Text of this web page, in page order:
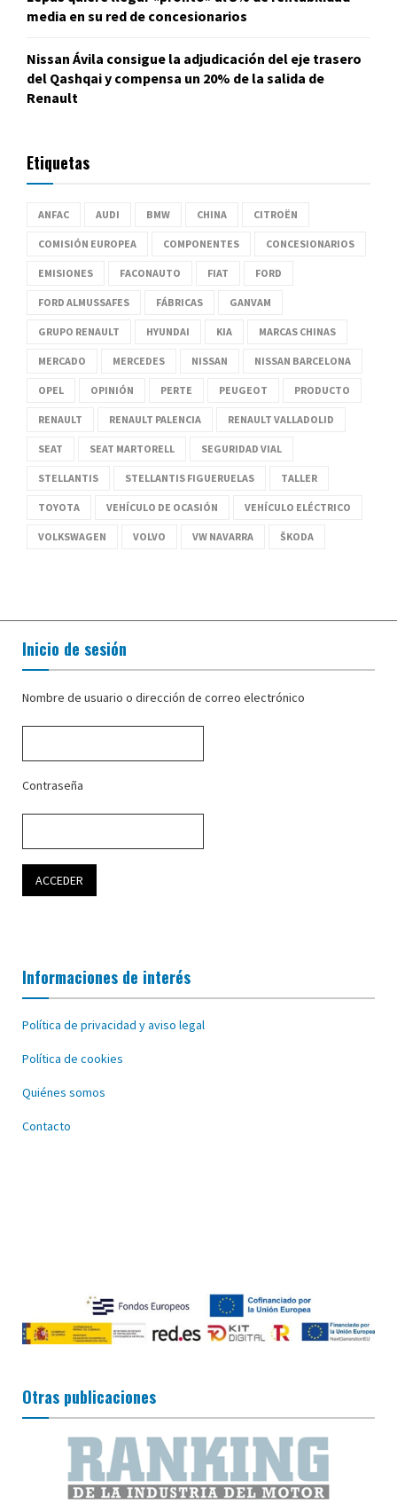
media en su red de concesionarios
Nissan Ávila consigue la adjudicación del eje trasero
del Qashqai y compensa un 20% de la salida de
Renault
Etiquetas
ANFAC AUDI BMW CHINA CITROËN
COMISIÓN EUROPEA COMPONENTES CONCESIONARIOS
EMISIONES FACONAUTO FIAT FORD
FORD ALMUSSAFES FÁBRICAS GANVAM
GRUPO RENAULT HYUNDAI KIA MARCAS CHINAS
MERCADO MERCEDES NISSAN NISSAN BARCELONA
OPEL OPINIÓN PERTE PEUGEOT PRODUCTO
RENAULT RENAULT PALENCIA RENAULT VALLADOLID
SEAT SEAT MARTORELL SEGURIDAD VIAL
STELLANTIS STELLANTIS FIGUERUELAS TALLER
TOYOTA VEHÍCULO DE OCASIÓN VEHÍCULO ELÉCTRICO
VOLKSWAGEN VOLVO VW NAVARRA ŠKODA
Inicio de sesión
Nombre de usuario o dirección de correo electrónico
Contraseña
Informaciones de interés
Política de privacidad y aviso legal
Política de cookies
Quiénes somos
Contacto
Otras publicaciones